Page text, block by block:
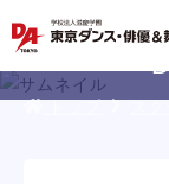
学科・専攻
トップ スク